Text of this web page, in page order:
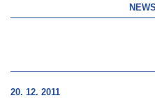
20. 12. 2011